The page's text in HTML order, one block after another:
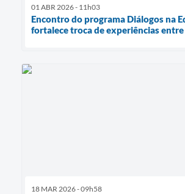
01 ABR 2026 - 11h03
Encontro do programa Diálogos na
fortalece troca de experiências
18 MAR 2026 - 09h58